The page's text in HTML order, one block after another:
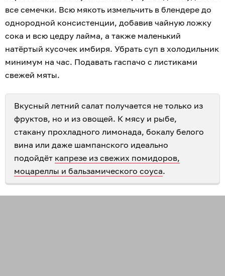
все семечки. Всю мякоть измельчить в блендере до
однородной консистенции, добавив чайную ложку
сока и всю цедру лайма, а также маленький
натёртый кусочек имбиря. Убрать суп в холодильник
минимум на час. Подавать гаспачо с листиками
свежей мяты.
Вкусный летний салат получается не только из
фруктов, но и из овощей. К мясу и рыбе,
стакану прохладного лимонада, бокалу белого
вина или даже шампанского идеально
подойдёт капрезе из свежих помидоров,
моцареллы и бальзамического соуса.